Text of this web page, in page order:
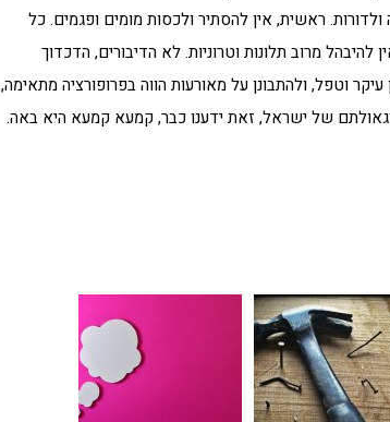
ראשית, אין להסתיר ולכסות מומים ופגמים. כל
מרוב תלונות וטרוניות. לא הדיבורים, הדכדוך
וטפל, ולהתבונן על מאורעות הווה בפרופורציה מתאימה,
של ישראל, זאת ידענו כבר, קמעא קמעא היא באה.